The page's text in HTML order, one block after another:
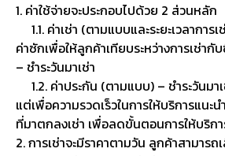
1. ค่าใช้จ่ายจะประกอบไปด้วย 2 ส่วนหลัก
1.1. ค่าเช่า (ตามแบบและระยะเวลาการ
ค่าซักเพื่อให้ลูกค้าเทียบระหว่างการเช่ากั
– ชำระวันมาเช่า
1.2. ค่าประกัน (ตามแบบ) – ชำระวันม
แต่เพื่อความรวดเร็วในการให้บริการแนะน
ที่มาตกลงเช่า เพื่อลดขั้นตอนการให้บริก
2. การเช่าจะมีราคาตามวัน ลูกค้าสามารถ